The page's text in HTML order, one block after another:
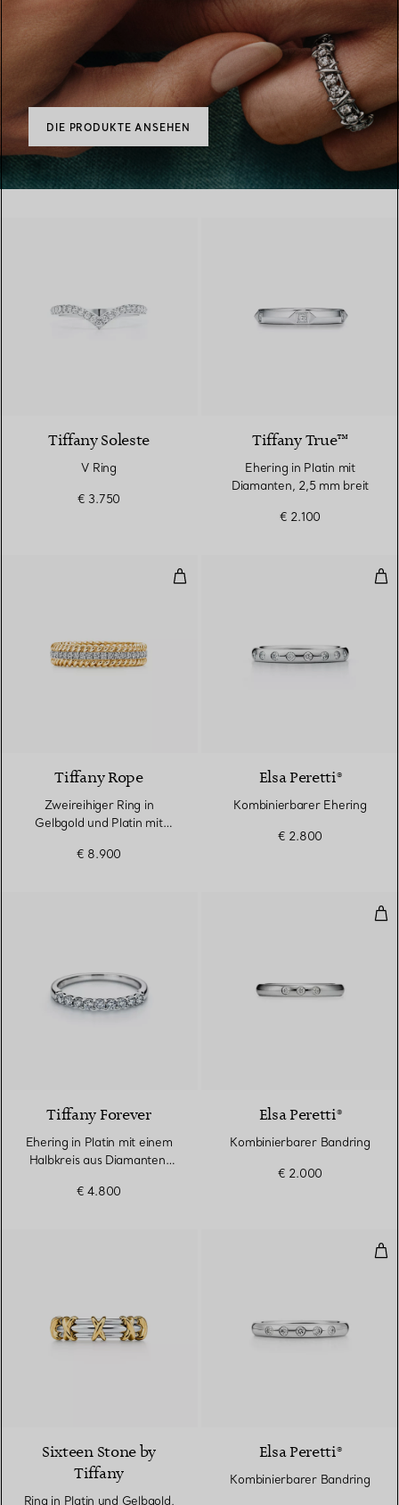
DIE PRODUKTE ANSEHEN
Tiffany Soleste
V Ring
€ 3.750
Tiffany True™
Ehering in Platin mit
Diamanten, 2,5 mm breit
€ 2.100
Zweireihiger Ring in Gelbgold
Tiffany Rope
Zweireihiger Ring in
Gelbgold und Platin mit
€ 8.900
Elsa Peretti®
Kombinierbarer Ehering
€ 2.800
Tiffany Forever
Ehering in Platin mit einem
Halbkreis aus Diamanten,
€ 4.800
Elsa Peretti®
Kombinierbarer Bandring
€ 2.000
Sixteen Stone by
Tiffany
Ring in Platin und Gelbgold,
Elsa Peretti®
Kombinierbarer Bandring